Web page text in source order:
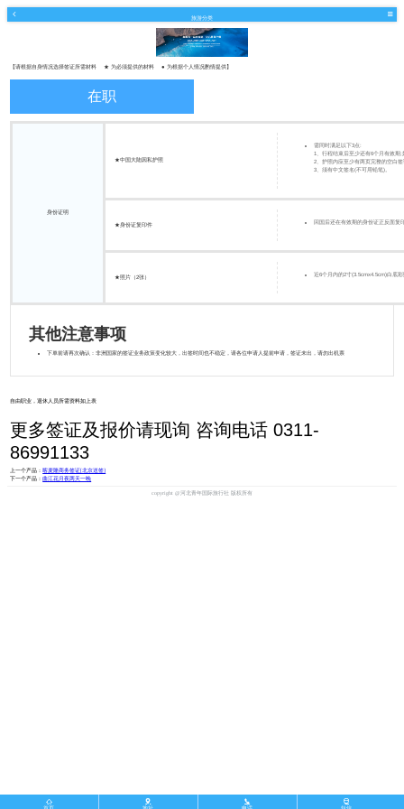
旅游分类
【请根据自身情况选择签证所需材料 ★ 为必须提供的材料 ● 为根据个人情况酌情提供】
在职
身份证明
★中国大陆因私护照
需同时满足以下3点:
1、行程结束后至少还有6个月有效
2、护照内应至少有两页完整的空白
3、须有中文签名(不可用铅笔)。
★身份证复印件 回国后还在有效期的身份证正反面复
★照片（2张） 近6个月内的2寸(3.5cmx4.5cm)白底
其他注意事项
下单前请再次确认：非洲国家的签证业务政策变化较大，出签时间也不稳定，请各位申请人提前申请，签证未出，请勿出机票
自由职业，退休人员所需资料如上表
更多签证及报价请现询 咨询电话 0311-
86991133
上一个产品： 喀麦隆商务签证[北京送签]
下一个产品：曲江花月夜两天一晚
copyright @河北青年国际旅行社 版权所有



